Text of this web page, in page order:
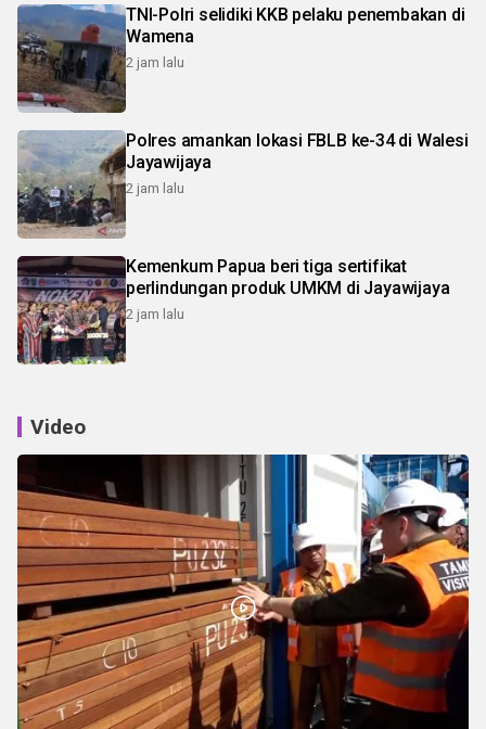
TNI-Polri selidiki KKB pelaku penembakan di
Wamena
2 jam lalu
Polres amankan lokasi FBLB ke-34 di Walesi
Jayawijaya
2 jam lalu
Kemenkum Papua beri tiga sertifikat
perlindungan produk UMKM di Jayawijaya
2 jam lalu
Video